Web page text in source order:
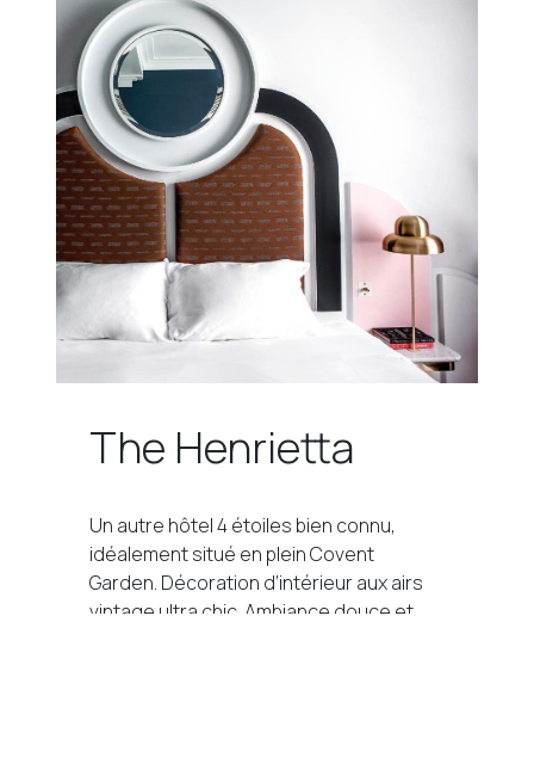
The Henrietta
Un autre hôtel 4 étoiles bien connu,
idéalement situé en plein Covent
Garden. Décoration d’intérieur aux airs
vintage ultra chic. Ambiance douce et